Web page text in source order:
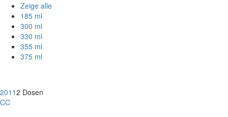
Zeige alle
185 ml
300 ml
330 ml
355 ml
375 ml
20112 Dosen
CC